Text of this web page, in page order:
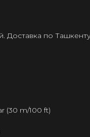
Доставка по
(30 m/100 ft)